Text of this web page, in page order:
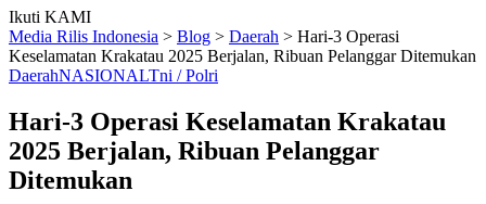
Ikuti KAMI
Media Rilis Indonesia > Blog > Daerah > Hari-3 Operasi
Keselamatan Krakatau 2025 Berjalan, Ribuan Pelanggar Ditemukan
DaerahNASIONALTni / Polri
Hari-3 Operasi Keselamatan Krakatau
2025 Berjalan, Ribuan Pelanggar
Ditemukan